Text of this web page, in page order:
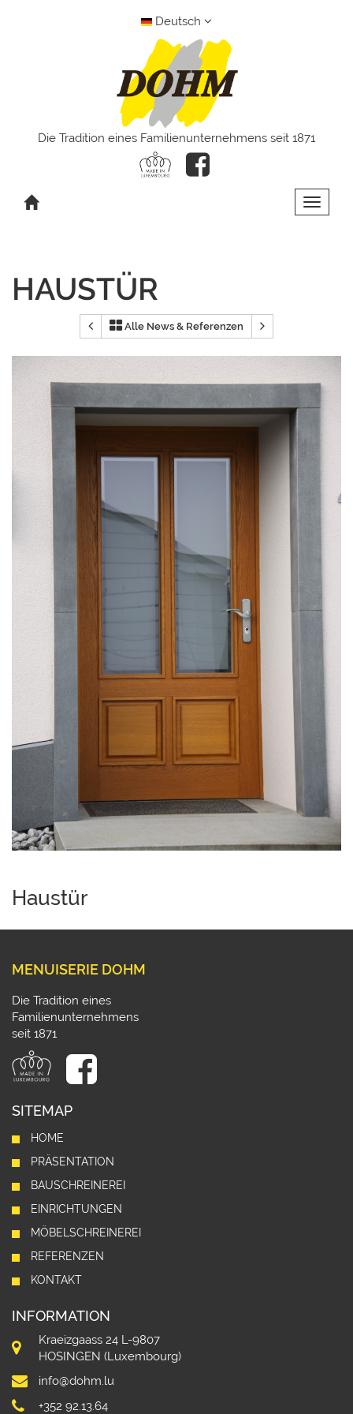
Deutsch
Die Tradition eines Familienunternehmens seit 1871
Toggle
HAUSTÜR
Alle News & Referenzen
Haustür
MENUISERIE DOHM
Die Tradition eines
Familienunternehmens
seit 1871
SITEMAP
HOME
PRÄSENTATION
BAUSCHREINEREI
EINRICHTUNGEN
MÖBELSCHREINEREI
REFERENZEN
KONTAKT
INFORMATION
Kraeizgaass 24 L-9807
HOSINGEN (Luxembourg)
info@dohm.lu
+352 92.13.64